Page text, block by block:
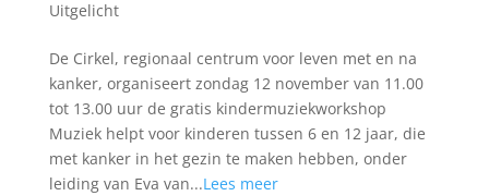
Uitgelicht
De Cirkel, regionaal centrum voor leven met en na
kanker, organiseert zondag 12 november van 11.00
tot 13.00 uur de gratis kindermuziekworkshop
Muziek helpt voor kinderen tussen 6 en 12 jaar, die
met kanker in het gezin te maken hebben, onder
leiding van Eva van...Lees meer